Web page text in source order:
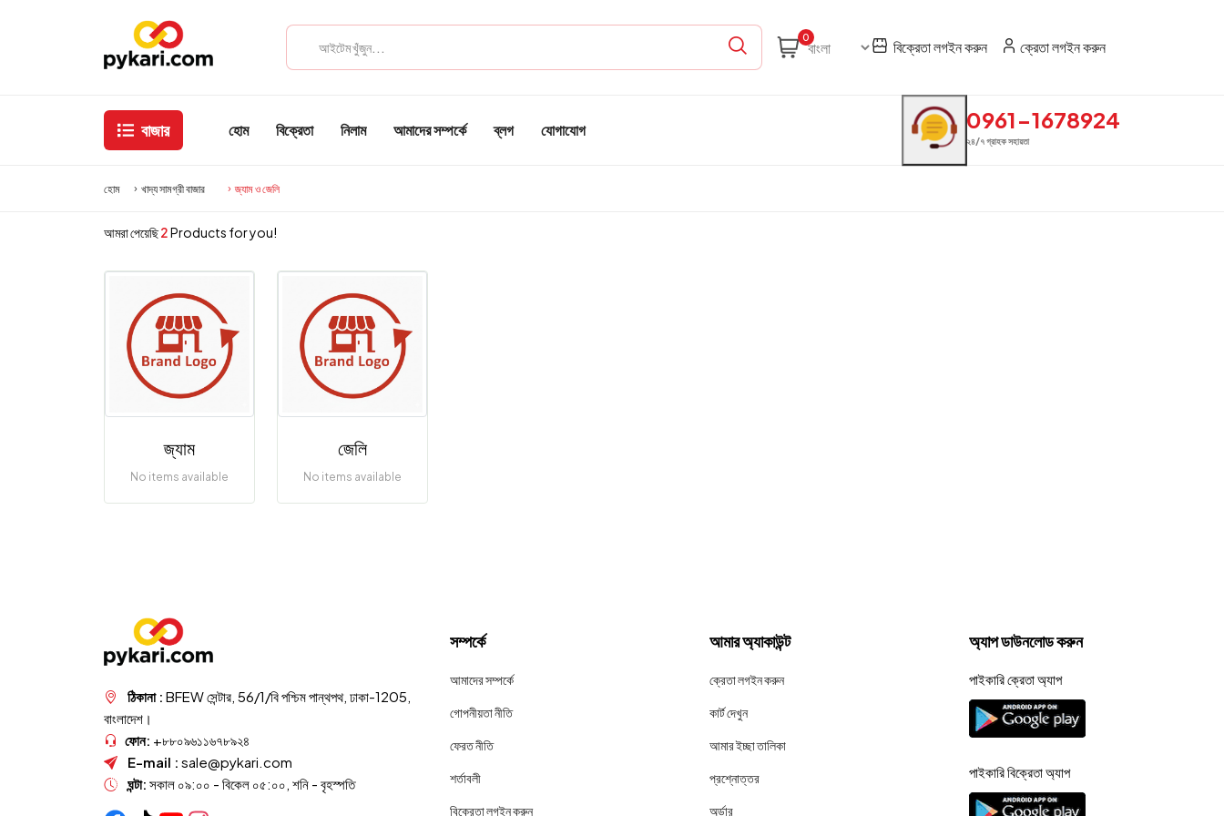
0
বিক্রেতা লগইন করুন ক্রেতা লগইন করুন
বাজার হোম বিক্রেতা নিলাম আমাদের সম্পর্কে ব্লগ যোগাযোগ 0961-1678924
২৪/৭ গ্রাহক সহায়তা
হোম খাদ্য সামগ্রী বাজার জ্যাম ও জেলি
আমরা পেয়েছি2Products for you!
জ্যাম
No items available
জেলি
No items available
ঠিকানা : BFEW সেন্টার, 56/1/বি পশ্চিম পান্থপথ, ঢাকা-1205,
বাংলাদেশ।
ফোন: +৮৮০৯৬১১৬৭৮৯২৪
E-mail : sale@pykari.com
ঘন্টা: সকাল ০৯:০০ - বিকেল ০৫:০০, শনি - বৃহস্পতি
সম্পর্কে
আমাদের সম্পর্কে
গোপনীয়তা নীতি
ফেরত নীতি
শর্তাবলী
বিক্রেতা লগইন করুন
আমার অ্যাকাউন্ট
ক্রেতা লগইন করুন
কার্ট দেখুন
আমার ইচ্ছা তালিকা
প্রশ্নোত্তর
অর্ডার
অ্যাপ ডাউনলোড করুন
পাইকারি ক্রেতা অ্যাপ
পাইকারি বিক্রেতা অ্যাপ